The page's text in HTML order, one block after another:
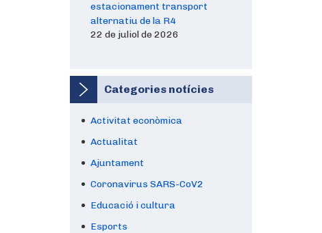
estacionament transport
alternatiu de la R4
22 de juliol de 2026
Categories notícies
Activitat econòmica
Actualitat
Ajuntament
Coronavirus SARS-CoV2
Educació i cultura
Esports